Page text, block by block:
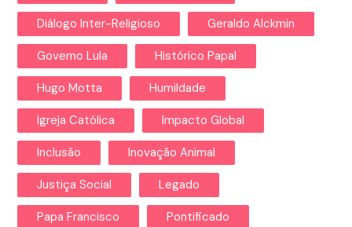
Diálogo Inter-Religioso Geraldo Alckmin
Governo Lula Histórico Papal
Hugo Motta Humildade
Igreja Católica Impacto Global
Inclusão Inovação Animal
Justiça Social Legado
Papa Francisco Pontificado